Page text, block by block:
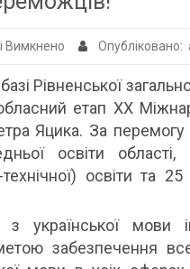
Вимкнено до
учні
серед
переможців!
Рівненської
етап ХХ
Яцика. За
освіти
освіти та 25
з української мови
забезпечення